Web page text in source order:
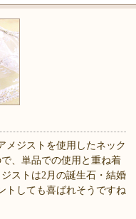
メジストを使用したネック
、単品での使用と重ね着
ストは2月の誕生石・結婚
トしても喜ばれそうですね